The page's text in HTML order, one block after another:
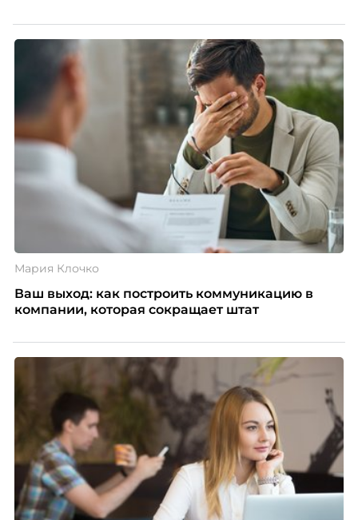
Мария Клочко
Ваш выход: как построить коммуникацию в
компании, которая сокращает штат